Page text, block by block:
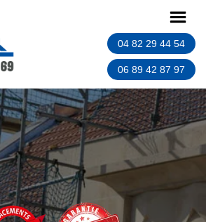
04 82 29 44 54
06 89 42 87 97